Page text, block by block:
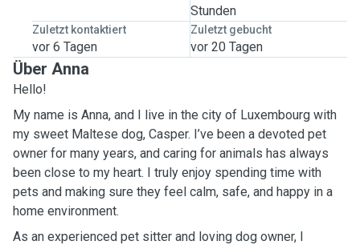
Stunden
Zuletzt kontaktiert
vor 6 Tagen
Zuletzt gebucht
vor 20 Tagen
Über Anna
Hello!
My name is Anna, and I live in the city of Luxembourg with
my sweet Maltese dog, Casper. I’ve been a devoted pet
owner for many years, and caring for animals has always
been close to my heart. I truly enjoy spending time with
pets and making sure they feel calm, safe, and happy in a
home environment.
As an experienced pet sitter and loving dog owner, I